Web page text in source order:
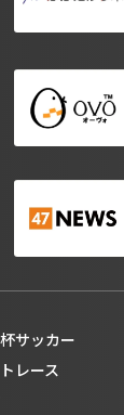
サッカー
レース